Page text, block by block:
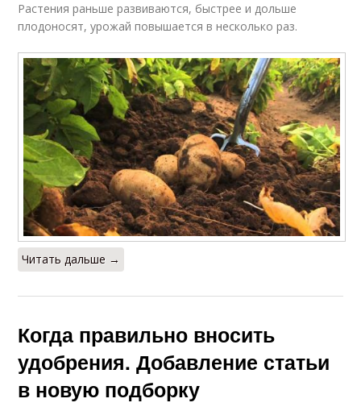
Растения раньше развиваются, быстрее и дольше
плодоносят, урожай повышается в несколько раз.
Читать дальше →
Когда правильно вносить
удобрения. Добавление статьи
в новую подборку